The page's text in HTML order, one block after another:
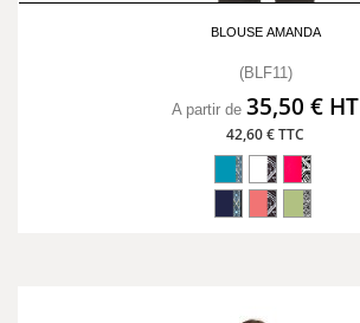
BLOUSE AMANDA
(BLF11)
A partir de 35,50 € HT
42,60 € TTC